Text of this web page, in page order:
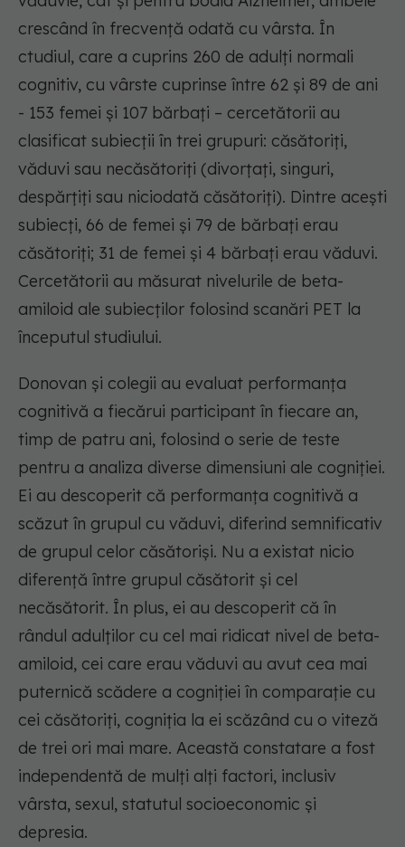
crescând în frecvență odată cu vârsta. În
ctudiul, care a cuprins 260 de adulți normali
cognitiv, cu vârste cuprinse între 62 și 89 de ani
- 153 femei și 107 bărbați – cercetătorii au
clasificat subiecții în trei grupuri: căsătoriți,
văduvi sau necăsătoriți (divorțați, singuri,
despărțiți sau niciodată căsătoriți). Dintre acești
subiecți, 66 de femei și 79 de bărbați erau
căsătoriți; 31 de femei și 4 bărbați erau văduvi.
Cercetătorii au măsurat nivelurile de beta-
amiloid ale subiecților folosind scanări PET la
începutul studiului.
Donovan și colegii au evaluat performanța
cognitivă a fiecărui participant în fiecare an,
timp de patru ani, folosind o serie de teste
pentru a analiza diverse dimensiuni ale cogniției.
Ei au descoperit că performanța cognitivă a
scăzut în grupul cu văduvi, diferind semnificativ
de grupul celor căsătoriși. Nu a existat nicio
diferență între grupul căsătorit și cel
necăsătorit. În plus, ei au descoperit că în
rândul adulților cu cel mai ridicat nivel de beta-
amiloid, cei care erau văduvi au avut cea mai
puternică scădere a cogniției în comparație cu
cei căsătoriți, cogniția la ei scăzând cu o viteză
de trei ori mai mare. Această constatare a fost
independentă de mulți alți factori, inclusiv
vârsta, sexul, statutul socioeconomic și
depresia.